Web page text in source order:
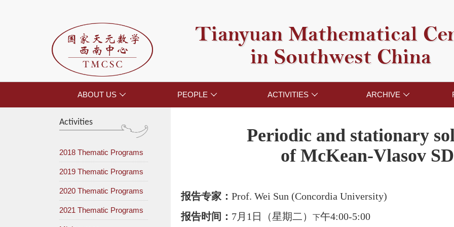
Tianyuan Mathematical
in Southwest China
ABOUT US  PEOPLE  ACTIVITIES  ARCHIVE 
Activities
2018 Thematic Programs
2019 Thematic Programs
2020 Thematic Programs
2021 Thematic Programs
Periodic and stationary
of McKean-Vlasov
报告专家： Prof. Wei Sun (Concordia University)
报告时间： 7月1日（星期二） 下午4:00-5:00